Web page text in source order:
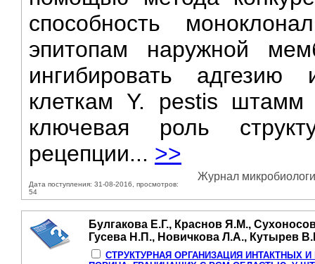
способность
эпитопам наружной
ингибировать адгезию
клеткам Y. pestis штамм
ключевая роль
рецепции... >>
Дата поступления: 31-08-2016, просмотров:
54
Журнал
Булгакова Е.Г., Краснов Я.М.,
Гусева Н.П., Новичкова Л.А., Кутырев
СТРУКТУРНАЯ ОРГАНИЗАЦИЯ ИНТАКТНЫХ